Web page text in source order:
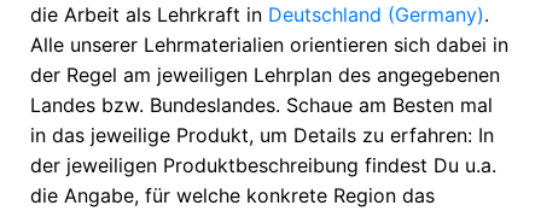
die Arbeit als Lehrkraft in Deutschland (Germany).
Alle unserer Lehrmaterialien orientieren sich dabei in
der Regel am jeweiligen Lehrplan des angegebenen
Landes bzw. Bundeslandes. Schaue am Besten mal
in das jeweilige Produkt, um Details zu erfahren: In
der jeweiligen Produktbeschreibung findest Du u.a.
die Angabe, für welche konkrete Region das